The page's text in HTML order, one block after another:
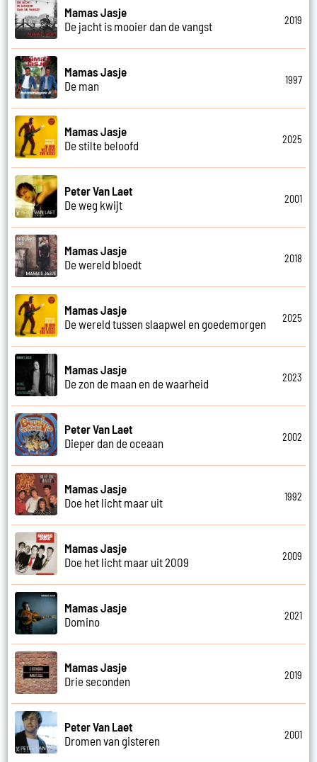
Mamas Jasje
De jacht is mooier dan de vangst
2019
Mamas Jasje
De man
1997
Mamas Jasje
De stilte beloofd
2025
Peter Van Laet
De weg kwijt
2001
Mamas Jasje
De wereld bloedt
2018
Mamas Jasje
De wereld tussen slaapwel en goedemorgen
2025
Mamas Jasje
De zon de maan en de waarheid
2023
Peter Van Laet
Dieper dan de oceaan
2002
Mamas Jasje
Doe het licht maar uit
1992
Mamas Jasje
Doe het licht maar uit 2009
2009
Mamas Jasje
Domino
2021
Mamas Jasje
Drie seconden
2019
Peter Van Laet
Dromen van gisteren
2001